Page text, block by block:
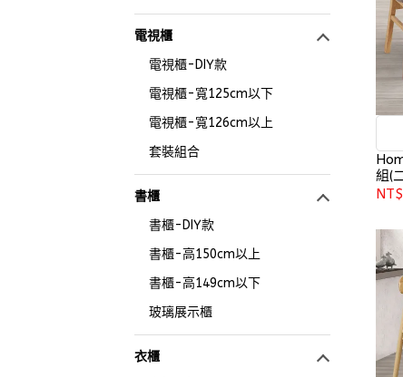
電視櫃
電視櫃-DIY款
電視櫃-寬125cm以下
電視櫃-寬126cm以上
套裝組合
書櫃
書櫃-DIY款
書櫃-高150cm以上
書櫃-高149cm以下
玻璃展示櫃
衣櫃
組(